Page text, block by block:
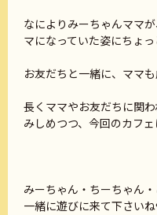
なによりみーちゃんママ
マになっていた姿にちょ
お友だちと一緒に、ママ
長くママやお友だちに関
みしめつつ、今回のカフェ
みーちゃん・ちーちゃん